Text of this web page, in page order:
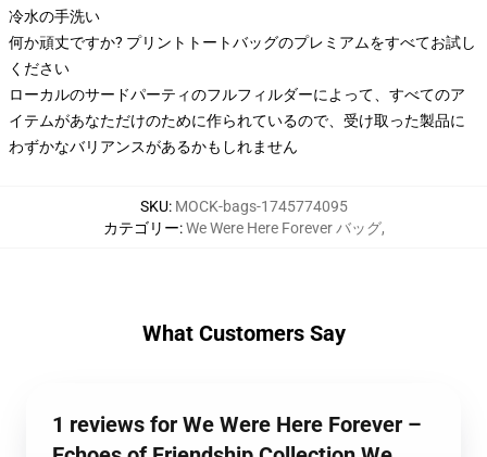
冷水の手洗い
何か頑丈ですか? プリントトートバッグのプレミアムをすべてお試し
ください
ローカルのサードパーティのフルフィルダーによって、すべてのア
イテムがあなただけのために作られているので、受け取った製品に
わずかなバリアンスがあるかもしれません
SKU: MOCK-bags-1745774095
カテゴリー:We Were Here Forever バッグ,
What Customers Say
1 reviews for We Were Here Forever –